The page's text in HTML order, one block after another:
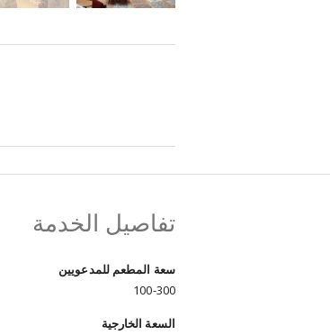
تفاصيل الخدمة
سعة المطعم للمدعويين
100-300
السعة الخارجية